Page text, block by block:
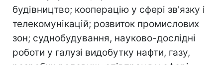
будівництво; кооперацію у сфері зв'язку і
телекомунікацій; розвиток промислових
зон; суднобудування, науково-дослідні
роботи у галузі видобутку нафти, газу,